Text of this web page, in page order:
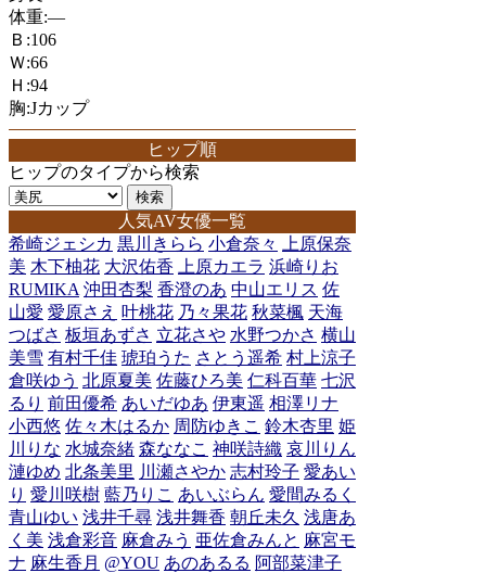
体重:―
Ｂ:106
Ｗ:66
Ｈ:94
胸:Jカップ
ヒップ順
ヒップのタイプから検索
人気AV女優一覧
希崎ジェシカ 黒川きらら 小倉奈々
上原保奈
美 木下柚花 大沢佑香 上原カエラ 浜崎りお
RUMIKA 沖田杏梨 香澄のあ 中山エリス 佐
山愛 愛原さえ 叶桃花 乃々果花 秋菜楓 天海
つばさ 板垣あずさ 立花さや 水野つかさ 横山
美雪 有村千佳 琥珀うた さとう遥希 村上涼子
倉咲ゆう 北原夏美 佐藤ひろ美 仁科百華 七沢
るり 前田優希 あいだゆあ 伊東遥 相澤リナ
小西悠 佐々木はるか 周防ゆきこ 鈴木杏里 姫
川りな 水城奈緒 森ななこ 神咲詩織 哀川りん
漣ゆめ 北条美里 川瀬さやか 志村玲子 愛あい
り 愛川咲樹 藍乃りこ あいぶらん 愛間みるく
青山ゆい 浅井千尋 浅井舞香 朝丘未久 浅唐あ
く美 浅倉彩音 麻倉みう 亜佐倉みんと 麻宮モ
ナ 麻生香月 @YOU あのあるる 阿部菜津子